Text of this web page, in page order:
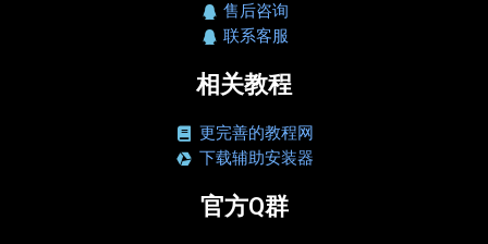
售后咨询
联系客服
相关教程
更完善的教程网
下载辅助安装器
官方Q群